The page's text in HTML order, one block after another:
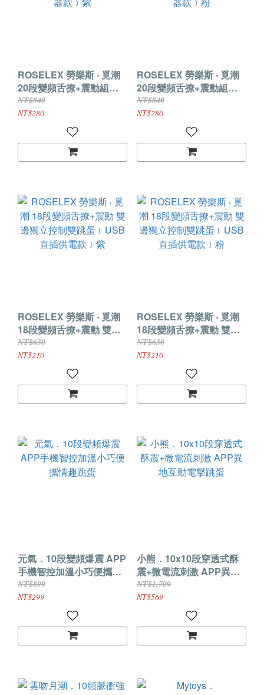
ROSELEX 勞樂斯 ‧ 覓潮
20段變頻舌撩+震動組合
雙跳蛋﹝USB充電控制器
款﹞紫
NT$840
NT$280
ROSELEX 勞樂斯 ‧ 覓潮
20段變頻舌撩+震動組合
雙跳蛋﹝USB充電控制器
款﹞粉
NT$840
NT$280
ROSELEX 勞樂斯 ‧ 覓潮
18段變頻舌撩+震動 雙邊
獨立控制雙跳蛋﹝USB直
插供電款﹞紫
NT$630
NT$210
ROSELEX 勞樂斯 ‧ 覓潮
18段變頻舌撩+震動 雙邊
獨立控制雙跳蛋﹝USB直
插供電款﹞粉
NT$630
NT$210
元氣．10段變頻爆震 APP
手機智控加溫小巧便攜情
趣跳蛋
NT$899
NT$299
小熊．10x10段穿透式酥
震+微電流刺激 APP異地
互動電擊跳蛋
NT$1,709
NT$569